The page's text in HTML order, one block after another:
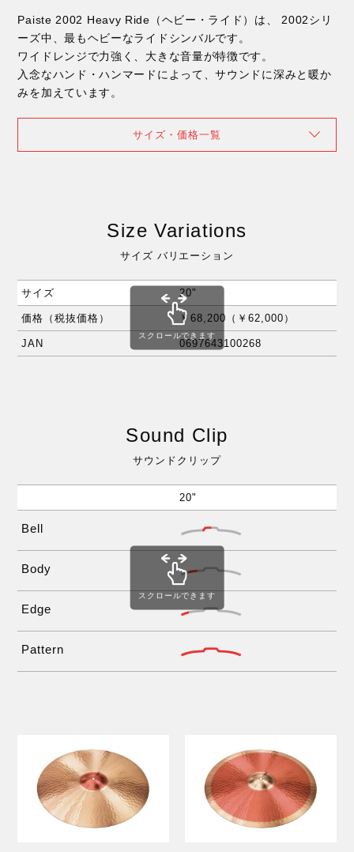
Paiste 2002 Heavy Ride（ヘビー・ライド）は、 2002シリ
ーズ中、最もヘビーなライドシンバルです。
ワイドレンジで力強く、大きな音量が特徴です。
入念なハンド・ハンマードによって、サウンドに深みと暖か
みを加えています。
サイズ・価格一覧
Size Variations
サイズ バリエーション
サイズ 20"
価格（税抜価格） ￥68,200（￥62,000）
JAN 0697643100268
スクロールできます
Sound Clip
サウンドクリップ
20"
Bell
Body
Edge
Pattern
スクロールできます